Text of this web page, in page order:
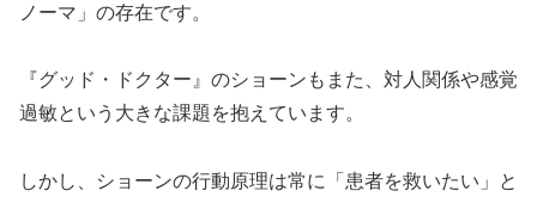
ノーマ」の存在です。
『グッド・ドクター』のショーンもまた、対人関係や感覚
過敏という大きな課題を抱えています。
しかし、ショーンの行動原理は常に「患者を救いたい」と